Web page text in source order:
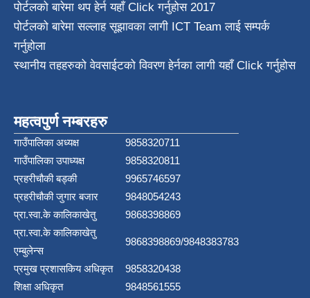
पोर्टलको बारेमा थप हेर्नयहाँ Click गर्नुहोस2017
पोर्टलको बारेमा सल्लाह सूझावका लागी ICT Teamलाई सम्पर्क
गर्नुहोला
स्थानीय तहहरुको वेवसाईटको विवरण हेर्नका लागी यहाँ Click गर्नुहोस
महत्वपुर्ण नम्बरहरु
गाउँपालिका अध्यक्ष
9858320711
गाउँपालिका उपाध्यक्ष
9858320811
प्रहरीचौकी बड्की
9965746597
प्रहरीचौकी जुगार बजार
9848054243
प्रा.स्वा.के कालिकाखेतु
9868398869
प्रा.स्वा.के कालिकाखेतु
एम्बुलेन्स
9868398869/9848383783
प्रमुख प्रशासकिय अधिकृत
9858320438
शिक्षा अधिकृत
9848561555